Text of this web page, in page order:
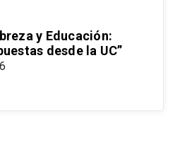
y Educación:
desde la UC”